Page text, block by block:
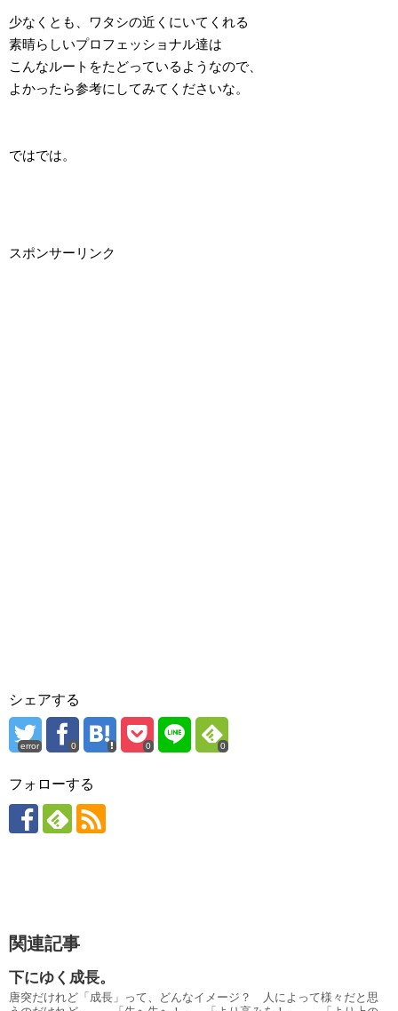
少なくとも、ワタシの近くにいてくれる
素晴らしいプロフェッショナル達は
こんなルートをたどっているようなので、
よかったら参考にしてみてくださいな。
ではでは。
スポンサーリンク
シェアする
error 0 0 0
フォローする
関連記事
下にゆく成長。
唐突だけれど「成長」って、どんなイメージ？ 人によって様々だと思